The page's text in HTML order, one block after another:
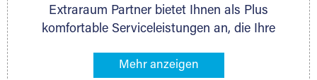
Extraraum Partner bietet Ihnen als Plus
komfortable Serviceleistungen an, die Ihre
gehören z. B. Verpackungsservice, Lieferung von